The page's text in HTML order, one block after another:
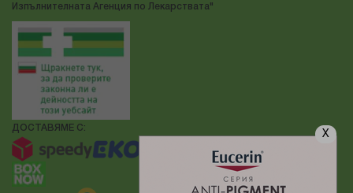
X
Изпълнителната Агенция по Лекарствата"
ДОСТАВЯМЕ С: